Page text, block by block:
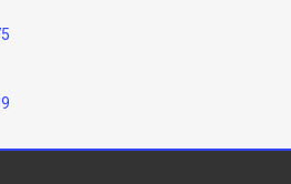
lượng mặt trời.
Scan CMOS.